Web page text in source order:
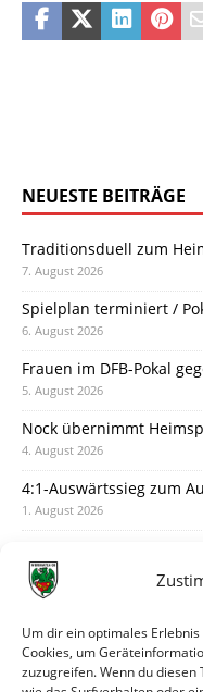
Um dir ein optimales
Cookies, um
zuzugreifen. Wenn du
NEUESTE BEITRÄGE
Traditionsduell zum
7. August 2026
Spielplan terminiert /
6. August 2026
Frauen im DFB-Pokal
5. August 2026
Nock übernimmt
4. August 2026
4:1-Auswärtssieg zum
1. August 2026
31. Juli 2026
30. Juli 2026
Deine Spielminute: 89+1